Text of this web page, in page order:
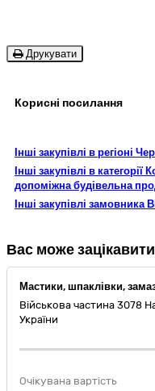
Друкувати
Корисні посилання
Інші закупівлі в регіоні
Інші закупівлі в категорії
допоміжна будівельна
Інші закупівлі замовника
Вас може зацікавити
Мастики, шпаклівки,
Військова частина 3078
України
Очікувана вартість